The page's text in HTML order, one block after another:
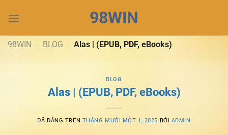
đến
dung
98WIN
98WIN - BLOG - Alas | (EPUB, PDF, eBooks)
BLOG
Alas | (EPUB, PDF, eBooks)
ĐÃ ĐĂNG TRÊN THÁNG MƯỜI MỘT 1, 2025 BỞI ADMIN